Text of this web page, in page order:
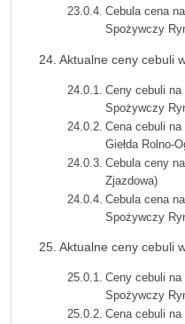
Cebula cena
Spożywczy
Aktualne ceny cebuli
Ceny cebuli
Spożywczy
Cena cebuli
Giełda Rolno-
Cebula ceny
Zjazdowa)
Cebula cena
Spożywczy
Aktualne ceny cebuli
Ceny cebuli
Spożywczy
Cena cebuli